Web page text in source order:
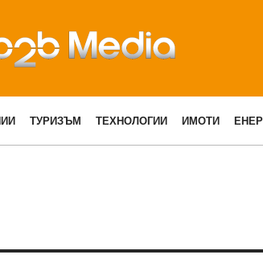
ТУРИЗЪМ ТЕХНОЛОГИИ ИМОТИ